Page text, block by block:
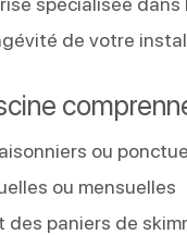
de votre
ou
ou mensuelles
paniers de